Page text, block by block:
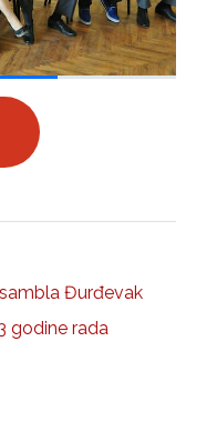
Đurđevak
godine rada